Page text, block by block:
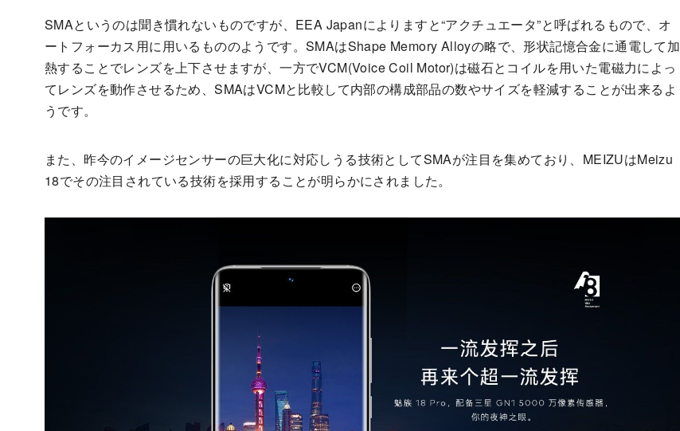
SMAというのは聞き慣れないものですが、EEA Japanによりますと“アクチュエータ”と呼ばれるもので、オ
ートフォーカス用に用いるもののようです。SMAはShape Memory Alloyの略で、形状記憶合金に通電して加
熱することでレンズを上下させますが、一方でVCM(Voice Coil Motor)は磁石とコイルを用いた電磁力によっ
てレンズを動作させるため、SMAはVCMと比較して内部の構成部品の数やサイズを軽減することが出来るよ
うです。
また、昨今のイメージセンサーの巨大化に対応しうる技術としてSMAが注目を集めており、MEIZUはMeizu
18でその注目されている技術を採用することが明らかにされました。